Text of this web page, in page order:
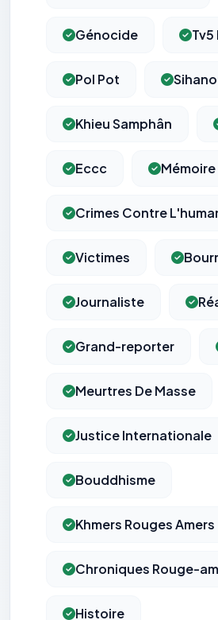
Génocide
Pol Pot
Khieu Samphân
Eccc Mémoire
Crimes Contre
Victimes
Journaliste
Grand-reporter
Meurtres De Masse
Justice Internationale
Bouddhisme
Khmers Rouges Amers
Chroniques Rouge-
Histoire